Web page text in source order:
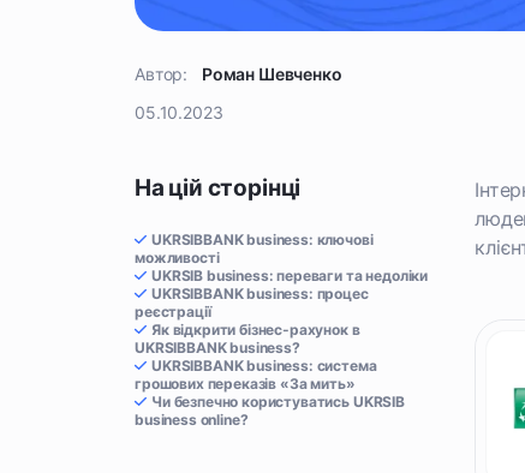
Автор:
Роман Шевченко
05.10.2023
На цій сторінці
UKRSIBBANK business: ключові
можливості
UKRSIB business: переваги та недоліки
UKRSIBBANK business: процес
реєстрації
Як відкрити бізнес-рахунок в
UKRSIBBANK business?
UKRSIBBANK business: система
грошових переказів «За мить»
Чи безпечно користуватись UKRSIB
business online?